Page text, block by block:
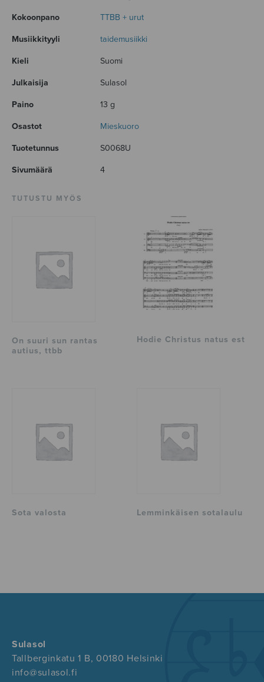
Kokoonpano TTBB + urut
Musiikkityyli taidemusiikki
Kieli Suomi
Julkaisija Sulasol
Paino 13 g
Osastot Mieskuoro
Tuotetunnus S0068U
Sivumäärä 4
TUTUSTU MYÖS
On suuri sun rantas
autius, ttbb
Hodie Christus natus est
Sota valosta Lemminkäisen sotalaulu
Sulasol
Tallberginkatu 1 B, 00180 Helsinki
info@sulasol.fi